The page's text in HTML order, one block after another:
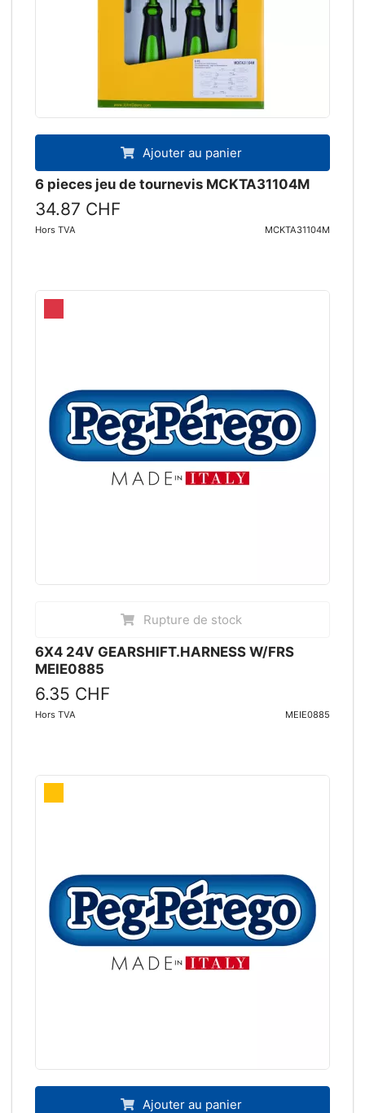
Ajouter au panier
6 pieces jeu de tournevis MCKTA31104M
34.87 CHF
Hors TVA MCKTA31104M
Rupture de stock
6X4 24V GEARSHIFT.HARNESS W/FRS
MEIE0885
6.35 CHF
Hors TVA MEIE0885
Ajouter au panier